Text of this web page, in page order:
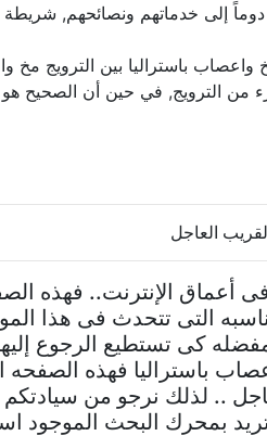
إلى خدماتهم ونصائحهم,
باستراليا بين الترويج مخ
من الترويج, في حين أن الصحيح
العاجل
أعماق الإنترنت.. فهذه
التى تتحدث فى هذا
كى تستطيع الرجوع
باستراليا فهذه
.. لذلك نرجو من
بمحرك البحث الموجود